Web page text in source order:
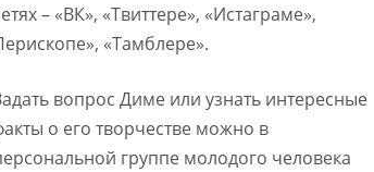
– «ВК», «Твиттере», «Истаграме»,
«Тамблере».
вопрос Диме или узнать интересные
о его творчестве можно в
группе молодого человека